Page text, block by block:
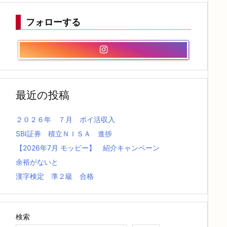
フォローする
最近の投稿
２０２６年 ７月 ポイ活収入
SBI証券 積立ＮＩＳＡ 進捗
【2026年7月 モッピー】 紹介キャンペーン
余裕がないと
漢字検定 準２級 合格
検索